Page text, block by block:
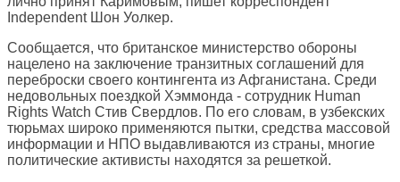
IndependentШон Уолкер.
Сообщается, что британское министерство обороны
нацелено на заключение транзитных соглашений для
переброски своего контингента из Афганистана. Среди
недовольных поездкой Хэммонда - сотрудник Human
Rights Watch Стив Свердлов. По его словам, в узбекских
тюрьмах широко применяются пытки, средства массовой
информации и НПО выдавливаются из страны, многие
политические активисты находятся за решеткой.